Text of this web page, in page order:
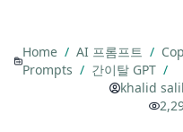
Home / AI 프롬프트 /
Prompts / 간이탈 GPT /
khalid